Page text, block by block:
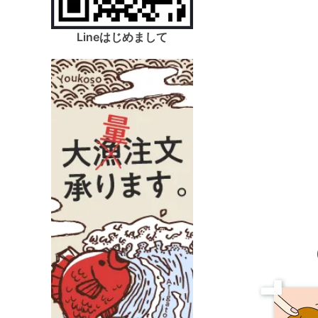
Lineはじめまして